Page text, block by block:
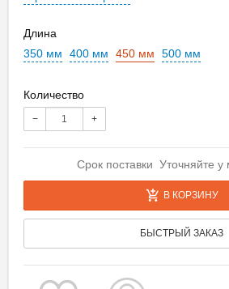
Длина
350 мм
400 мм 450 мм 500 мм
Количество
− +
Срок поставки Уточняйте
В КОРЗИНУ
БЫСТРЫЙ ЗАКАЗ